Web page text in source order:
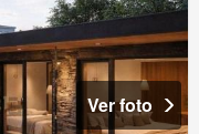
Ver foto